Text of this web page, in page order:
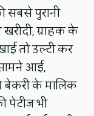
सबसे पुरानी
ग्राहक के
तो उल्टी कर
आई,
बेकरी के मालिक
पेटीज भी